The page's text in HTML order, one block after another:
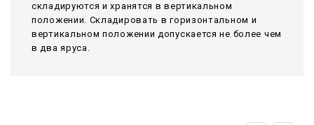
складируются и хранятся в вертикальном
положении. Складировать в горизонтальном и
вертикальном положении допускается не более чем
в два яруса.